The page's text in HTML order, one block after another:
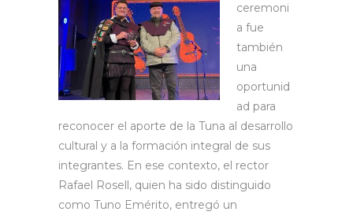
ceremoni
a fue
también
una
oportunid
ad para
reconocer el aporte de la Tuna al desarrollo
cultural y a la formación integral de sus
integrantes. En ese contexto, el rector
Rafael Rosell, quien ha sido distinguido
como Tuno Emérito, entregó un